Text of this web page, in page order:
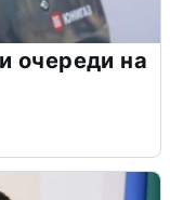
очереди на